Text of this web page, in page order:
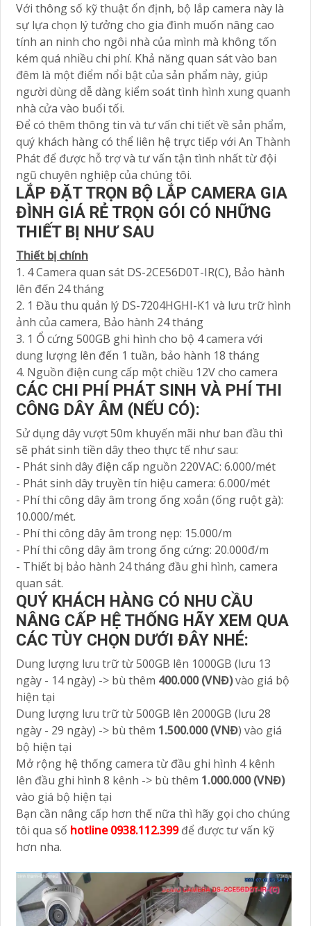
Với thông số kỹ thuật ổn định, bộ lắp camera này là
sự lựa chọn lý tưởng cho gia đình muốn nâng cao
tính an ninh cho ngôi nhà của mình mà không tốn
kém quá nhiều chi phí. Khả năng quan sát vào ban
đêm là một điểm nổi bật của sản phẩm này, giúp
người dùng dễ dàng kiểm soát tình hình xung quanh
nhà cửa vào buổi tối.
Để có thêm thông tin và tư vấn chi tiết về sản phẩm,
quý khách hàng có thể liên hệ trực tiếp với An Thành
Phát để được hỗ trợ và tư vấn tận tình nhất từ đội
ngũ chuyên nghiệp của chúng tôi.
LẮP ĐẶT TRỌN BỘ LẮP CAMERA GIA
ĐÌNH GIÁ RẺ TRỌN GÓI CÓ NHỮNG
THIẾT BỊ NHƯ SAU
Thiết bị chính
1. 4 Camera quan sát DS-2CE56D0T-IR(C), Bảo hành
lên đến 24 tháng
2. 1 Đầu thu quản lý DS-7204HGHI-K1 và lưu trữ hình
ảnh của camera, Bảo hành 24 tháng
3. 1 Ổ cứng 500GB ghi hình cho bộ 4 camera với
dung lượng lên đến 1 tuần, bảo hành 18 tháng
4. Nguồn điện cung cấp một chiều 12V cho camera
CÁC CHI PHÍ PHÁT SINH VÀ PHÍ THI
CÔNG DÂY ÂM (NẾU CÓ):
Sử dụng dây vượt 50m khuyến mãi như ban đầu thì
sẽ phát sinh tiền dây theo thực tế như sau:
- Phát sinh dây điện cấp nguồn 220VAC: 6.000/mét
- Phát sinh dây truyền tín hiệu camera: 6.000/mét
- Phí thi công dây âm trong ống xoắn (ống ruột gà):
10.000/mét.
- Phí thi công dây âm trong nẹp: 15.000/m
- Phí thi công dây âm trong ống cứng: 20.000đ/m
- Thiết bị bảo hành 24 tháng đầu ghi hình, camera
quan sát.
QUÝ KHÁCH HÀNG CÓ NHU CẦU
NÂNG CẤP HỆ THỐNG HÃY XEM QUA
CÁC TÙY CHỌN DƯỚI ĐÂY NHÉ:
Dung lượng lưu trữ từ 500GB lên 1000GB (lưu 13
ngày - 14 ngày) -> bù thêm 400.000 (VNĐ)vào giá bộ
hiện tại
Dung lượng lưu trữ từ 500GB lên 2000GB (lưu 28
ngày - 29 ngày) -> bù thêm 1.500.000 (VNĐ) vào giá
bộ hiện tại
Mở rộng hệ thống camera từ đầu ghi hình 4 kênh
lên đầu ghi hình 8 kênh -> bù thêm 1.000.000 (VNĐ)
vào giá bộ hiện tại
Bạn cần nâng cấp hơn thế nữa thì hãy gọi cho chúng
tôi qua số hotline 0938.112.399để được tư vấn kỹ
hơn nha.